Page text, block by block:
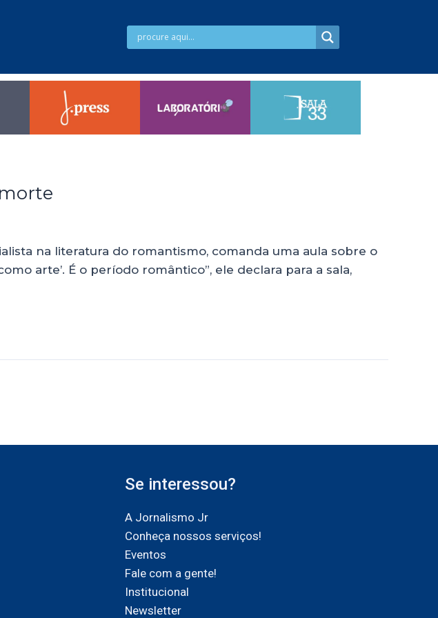
na literatura do romantismo, comanda uma aula sobre o
arte’. É o período romântico”, ele declara para a sala,
Se interessou?
A Jornalismo Jr
Conheça nossos serviços!
Eventos
Fale com a gente!
Institucional
Newsletter